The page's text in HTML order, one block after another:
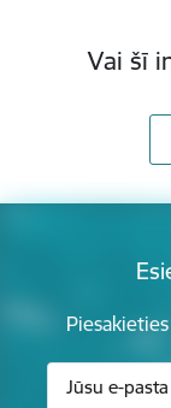
Vai šī